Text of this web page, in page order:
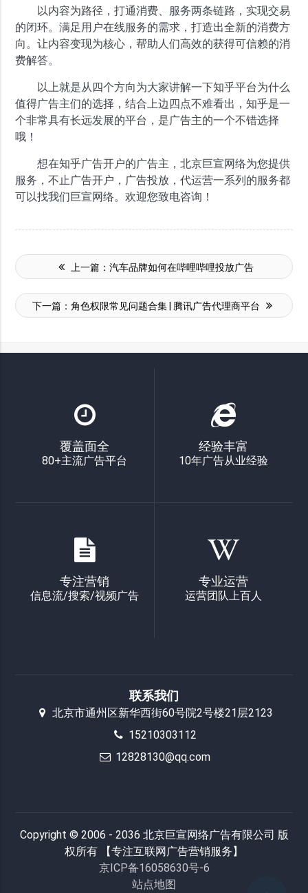
以内容为路径，打通消费、服务两条链路，实现交易
的闭环。满足用户在线服务的需求，打造出全新的消费方
向。让内容变现为核心，帮助人们高效的获得可信赖的消
费解答。
以上就是从四个方向为大家讲解一下知乎平台为什么
值得广告主们的选择，结合上边四点不难看出，知乎是一
个非常具有长远发展的平台，是广告主的一个不错选择
哦！
想在知乎广告开户的广告主，北京巨宣网络为您提供
服务，不止广告开户，广告投放，代运营一系列的服务都
可以找我们巨宣网络。欢迎您致电咨询！
上一篇： 汽车品牌如何在哔哩哔哩投放广告
下一篇： 角色权限常见问题合集 | 腾讯广告代理商平台
覆盖面全
80+主流广告平台
经验丰富
10年广告从业经验
专注营销
信息流/搜索/视频广告
专业运营
运营团队上百人
联系我们
北京市通州区新华西街60号院2号楼21层2123
15210303112
12828130@qq.com
Copyright © 2006 - 2036 北京巨宣网络广告有限公司 版
权所有 【专注互联网广告营销服务】
京ICP备16058630号-6
站点地图